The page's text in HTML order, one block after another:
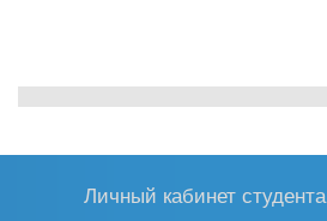
Личный кабинет студента